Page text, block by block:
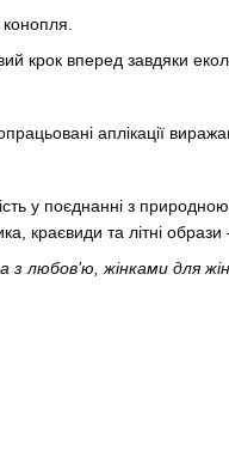
крок вперед завдяки
аплікації
у поєднанні з
краєвиди та літні образи
з любов’ю, жінками для